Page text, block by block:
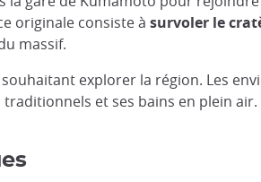
originale consiste à survoler le
massif.
explorer la région. Les
et ses bains en plein air.